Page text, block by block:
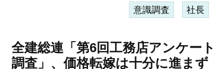
意識調査 社長
全建総連「第6回工務店アンケート
調査」、価格転嫁は十分に進まず